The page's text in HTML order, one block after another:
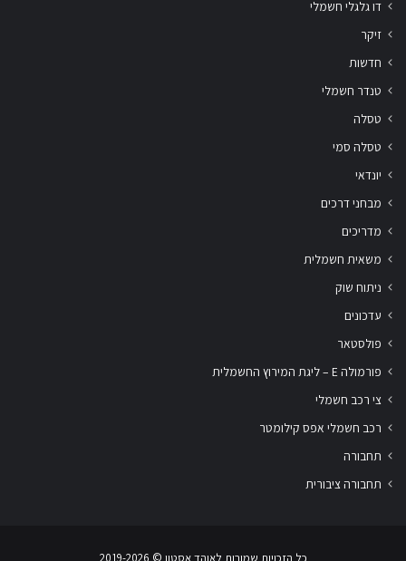
דו גלגלי חשמלי
זיקר
חדשות
טנדר חשמלי
טסלה
טסלה סמי
יונדאי
מבחני דרכים
מדריכים
משאית חשמלית
ניתוח שוק
עדכונים
פולסטאר
פורמולה E – ליגת המירוץ החשמלית
צי רכב חשמלי
רכב חשמלי אפס קילומטר
תחבורה
תחבורה ציבורית